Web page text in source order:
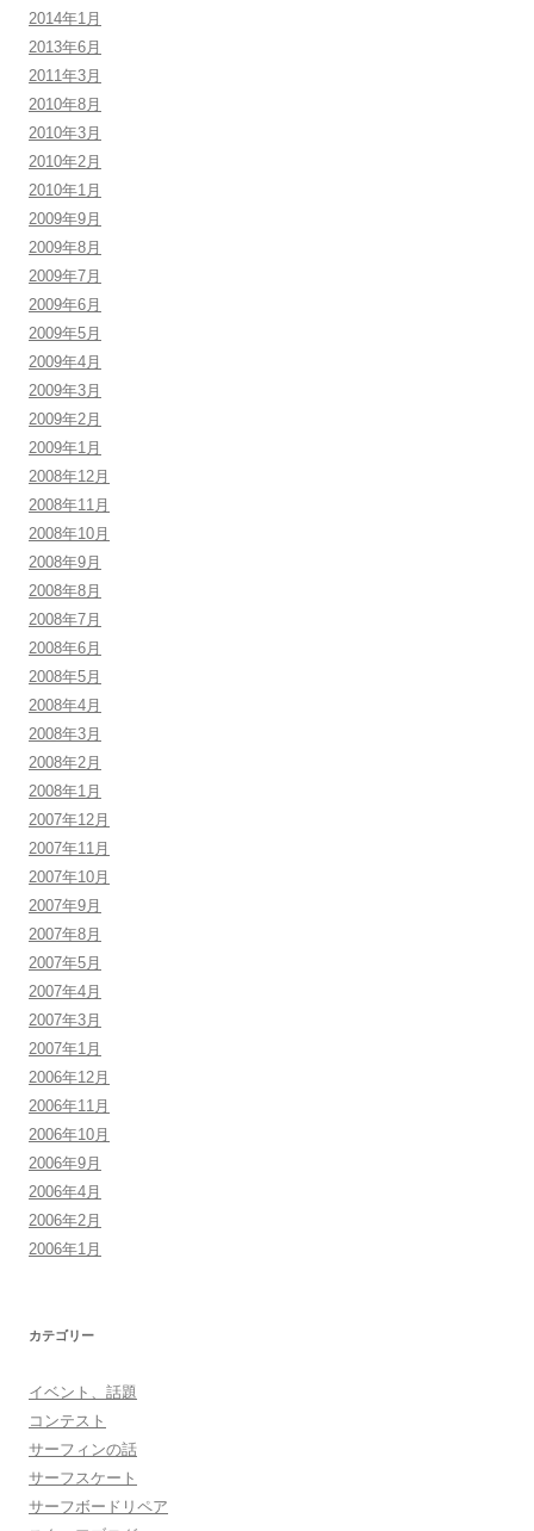
2014年1月
2013年6月
2011年3月
2010年8月
2010年3月
2010年2月
2010年1月
2009年9月
2009年8月
2009年7月
2009年6月
2009年5月
2009年4月
2009年3月
2009年2月
2009年1月
2008年12月
2008年11月
2008年10月
2008年9月
2008年8月
2008年7月
2008年6月
2008年5月
2008年4月
2008年3月
2008年2月
2008年1月
2007年12月
2007年11月
2007年10月
2007年9月
2007年8月
2007年5月
2007年4月
2007年3月
2007年1月
2006年12月
2006年11月
2006年10月
2006年9月
2006年4月
2006年2月
2006年1月
カテゴリー
イベント、話題
コンテスト
サーフィンの話
サーフスケート
サーフボードリペア